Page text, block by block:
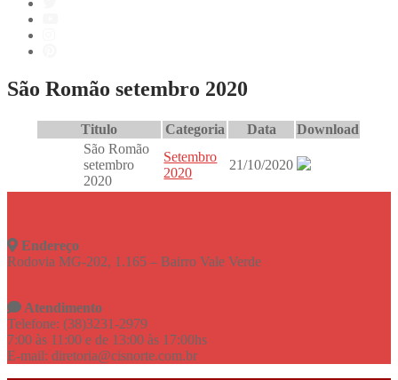
São Romão setembro 2020
Titulo Categoria Data
Download
São Romão
setembro
2020
Setembro
2020
21/10/2020
Endereço
Rodovia MG-202, 1.165 – Bairro Vale Verde
Atendimento
Telefone: (38)3231-2979
7:00 às 11:00 e de 13:00 às 17:00hs
E-mail: diretoria@cisnorte.com.br